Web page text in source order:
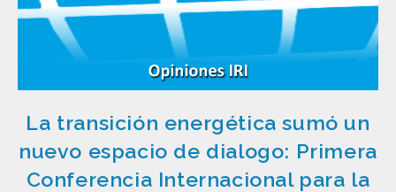
La transición energética sumó un
nuevo espacio de dialogo: Primera
Conferencia Internacional para la